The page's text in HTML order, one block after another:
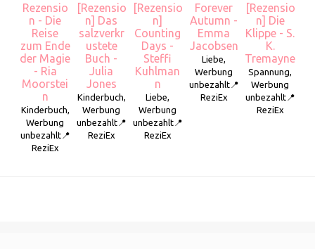
Rezensio
n - Die
Reise
zum Ende
der Magie
- Ria
Moorstei
n
Kinderbuch,
Werbung
unbezahlt📍
ReziEx
[Rezensio
n] Das
salzverkr
ustete
Buch -
Julia
Jones
Kinderbuch,
Werbung
unbezahlt📍
ReziEx
[Rezensio
n]
Counting
Days -
Steffi
Kuhlman
n
Liebe,
Werbung
unbezahlt📍
ReziEx
Forever
Autumn -
Emma
Jacobsen
Liebe,
Werbung
unbezahlt📍
ReziEx
[Rezensio
n] Die
Klippe - S.
K.
Tremayne
Spannung,
Werbung
unbezahlt📍
ReziEx